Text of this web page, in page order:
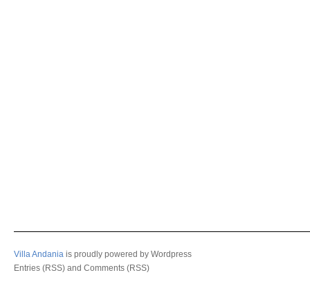
Villa Andania is proudly powered by Wordpress
Entries (RSS) and Comments (RSS)